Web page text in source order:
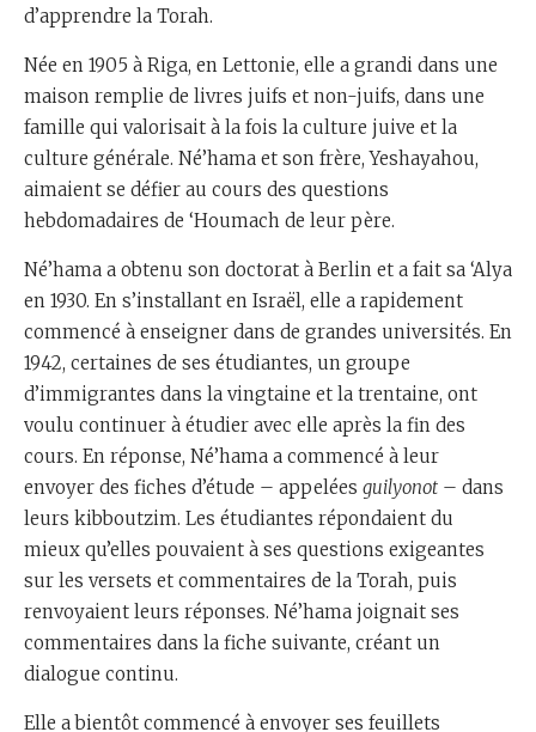
d’apprendre la Torah.
Née en 1905 à Riga, en Lettonie, elle a grandi dans une
maison remplie de livres juifs et non-juifs, dans une
famille qui valorisait à la fois la culture juive et la
culture générale. Né’hama et son frère, Yeshayahou,
aimaient se défier au cours des questions
hebdomadaires de ‘Houmach de leur père.
Né’hama a obtenu son doctorat à Berlin et a fait sa ‘Alya
en 1930. En s’installant en Israël, elle a rapidement
commencé à enseigner dans de grandes universités. En
1942, certaines de ses étudiantes, un groupe
d’immigrantes dans la vingtaine et la trentaine, ont
voulu continuer à étudier avec elle après la fin des
cours. En réponse, Né’hama a commencé à leur
envoyer des fiches d’étude – appelées guilyonot – dans
leurs kibboutzim. Les étudiantes répondaient du
mieux qu’elles pouvaient à ses questions exigeantes
sur les versets et commentaires de la Torah, puis
renvoyaient leurs réponses. Né’hama joignait ses
commentaires dans la fiche suivante, créant un
dialogue continu.
Elle a bientôt commencé à envoyer ses feuillets